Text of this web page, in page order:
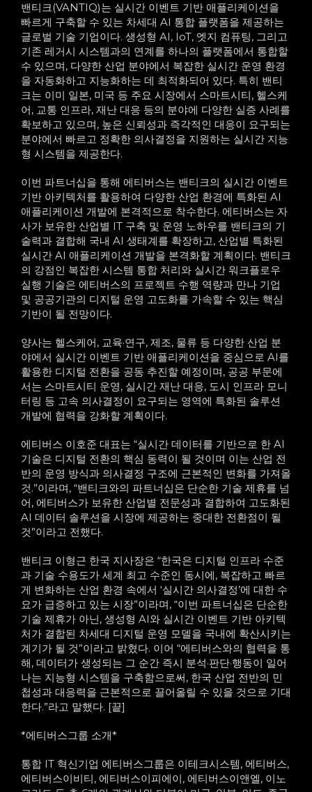
밴티크(VANTIQ)는 실시간 이벤트 기반 애플리케이션을
빠르게 구축할 수 있는 차세대 AI 통합 플랫폼을 제공하는
글로벌 기술 기업이다. 생성형 AI, IoT, 엣지 컴퓨팅, 그리고
기존 레거시 시스템과의 연계를 하나의 플랫폼에서 통합할
수 있으며, 다양한 산업 분야에서 복잡한 실시간 운영 환경
을 자동화하고 지능화하는 데 최적화되어 있다. 특히 밴티
크는 이미 일본, 미국 등 주요 시장에서 스마트시티, 헬스케
어, 교통 인프라, 재난 대응 등의 분야에 다양한 실증 사례를
확보하고 있으며, 높은 신뢰성과 즉각적인 대응이 요구되는
분야에서 빠르고 정확한 의사결정을 지원하는 실시간 지능
형 시스템을 제공한다.
이번 파트너십을 통해 에티버스는 밴티크의 실시간 이벤트
기반 아키텍처를 활용하여 다양한 산업 환경에 특화된 AI
애플리케이션 개발에 본격적으로 착수한다. 에티버스는 자
사가 보유한 산업별 IT 구축 및 운영 노하우를 밴티크의 기
술력과 결합해 국내 AI 생태계를 확장하고, 산업별 특화된
실시간 AI 애플리케이션 개발을 본격화할 계획이다. 밴티크
의 강점인 복잡한 시스템 통합 처리와 실시간 워크플로우
실행 기술은 에티버스의 프로젝트 수행 역량과 만나 기업
및 공공기관의 디지털 운영 고도화를 가속할 수 있는 핵심
기반이 될 전망이다.
양사는 헬스케어, 교육·연구, 제조, 물류 등 다양한 산업 분
야에서 실시간 이벤트 기반 애플리케이션을 중심으로 AI를
활용한 디지털 전환을 공동 추진할 예정이며, 공공 부문에
서는 스마트시티 운영, 실시간 재난 대응, 도시 인프라 모니
터링 등 고속 의사결정이 요구되는 영역에 특화된 솔루션
개발에 협력을 강화할 계획이다.
에티버스 이호준 대표는 “실시간 데이터를 기반으로 한 AI
기술은 디지털 전환의 핵심 동력이 될 것이며 이는 산업 전
반의 운영 방식과 의사결정 구조에 근본적인 변화를 가져올
것.”이라며, “밴티크와의 파트너십은 단순한 기술 제휴를 넘
어, 에티버스가 보유한 산업별 전문성과 결합하여 고도화된
AI 데이터 솔루션을 시장에 제공하는 중대한 전환점이 될
것”이라고 전했다.
밴티크 이형근 한국 지사장은 “한국은 디지털 인프라 수준
과 기술 수용도가 세계 최고 수준인 동시에, 복잡하고 빠르
게 변화하는 산업 환경 속에서 ‘실시간 의사결정’에 대한 수
요가 급증하고 있는 시장”이라며, “이번 파트너십은 단순한
기술 제휴가 아닌, 생성형 AI와 실시간 이벤트 기반 아키텍
처가 결합된 차세대 디지털 운영 모델을 국내에 확산시키는
계기가 될 것”이라고 밝혔다. 이어 “에티버스와의 협력을 통
해, 데이터가 생성되는 그 순간 즉시 분석·판단·행동이 일어
나는 지능형 시스템을 구축함으로써, 한국 산업 전반의 민
첩성과 대응력을 근본적으로 끌어올릴 수 있을 것으로 기대
한다.”라고 말했다. [끝]
*에티버스그룹 소개*
통합 IT 혁신기업 에티버스그룹은 이테크시스템, 에티버스,
에티버스이비티, 에티버스이피에이, 에티버스이앤엘, 이노